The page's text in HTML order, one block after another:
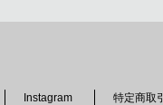
Instagram 特定商取